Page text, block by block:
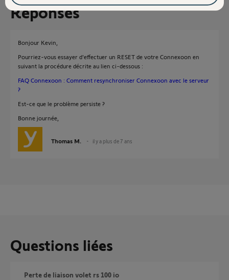
Réponses
Bonjour Kevin,
Pourriez-vous essayer d'effectuer un RESET de votre Connexoon en
suivant la procédure décrite au lien ci-dessous :
FAQ Connexoon : Comment resynchroniser Connexoon avec le serveur
?
Est-ce que le problème persiste ?
Bonne journée,
Thomas M. il y a plus de 7 ans
Questions liées
Perte de liaison volet rs 100 io